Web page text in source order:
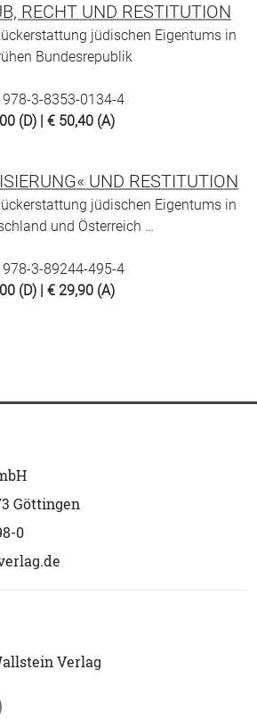
RECHT UND RESTITUTION
jüdischen Eigentums in
Bundesrepublik
978-3-8353-0134-4
(D) | € 50,40 (A)
UND RESTITUTION
jüdischen Eigentums in
und Österreich …
978-3-89244-495-4
(D) | € 29,90 (A)
Göttingen
0
Verlag